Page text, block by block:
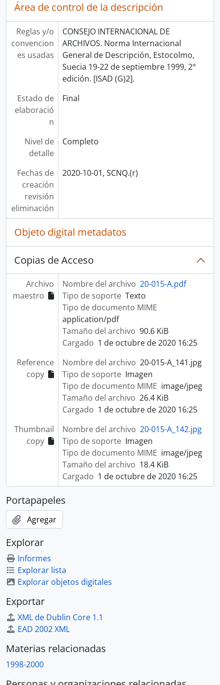
Área de control de la descripción
Reglas y/o
convencion
es usadas
CONSEJO INTERNACIONAL DE
ARCHIVOS. Norma Internacional
General de Descripción, Estocolmo,
Suecia 19-22 de septiembre 1999, 2°
edición. [ISAD (G)2].
Estado de
elaboració
n
Final
Nivel de
detalle
Completo
Fechas de
creación
revisión
eliminación
2020-10-01, SCNQ.(r)
Objeto digital metadatos
Copias de Acceso
Archivo
maestro
Nombre del archivo 20-015-A.pdf
Tipo de soporte Texto
Tipo de documento MIME
application/pdf
Tamaño del archivo 90.6 KiB
Cargado 1 de octubre de 2020 16:25
Reference
copy
Nombre del archivo 20-015-A_141.jpg
Tipo de soporte Imagen
Tipo de documento MIME image/jpeg
Tamaño del archivo 26.4 KiB
Cargado 1 de octubre de 2020 16:25
Thumbnail
copy
Nombre del archivo 20-015-A_142.jpg
Tipo de soporte Imagen
Tipo de documento MIME image/jpeg
Tamaño del archivo 18.4 KiB
Cargado 1 de octubre de 2020 16:25
Portapapeles
Agregar
Explorar
Informes
Explorar lista
Explorar objetos digitales
Exportar
XML de Dublin Core 1.1
EAD 2002 XML
Materias relacionadas
1998-2000